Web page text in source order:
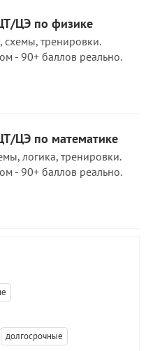
ЦЭ по физике
тренировки.
- 90+ баллов реально.
ЦЭ по математике
логика, тренировки.
- 90+ баллов реально.
долгосрочные